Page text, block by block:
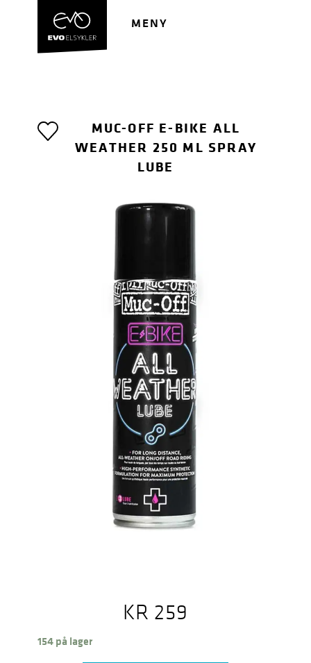
navigasjon
MENY
MUC-OFF E-BIKE ALL
WEATHER 250 ML SPRAY
LUBE
KR 259
154 på lager